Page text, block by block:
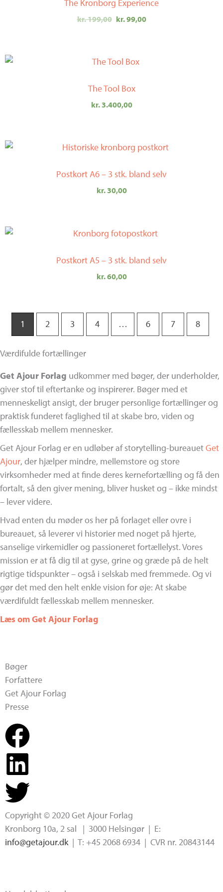
The Kronborg Experience
kr.199,00
var:
kr. 199,00.
kr.99,00
er:
kr. 99,00.
The Tool Box
kr.3.400,00
Postkort A6 – 3 stk. bland selv
kr.30,00
Postkort A5 – 3 stk. bland selv
kr.60,00
1 2 3 4 … 6 7 8
Værdifulde fortællinger
Get Ajour Forlag udkommer med bøger, der underholder,
giver stof til eftertanke og inspirerer. Bøger med et
menneskeligt ansigt, der bruger personlige fortællinger og
praktisk funderet faglighed til at skabe bro, viden og
fællesskab mellem mennesker.
Get Ajour Forlag er en udløber af storytelling-bureauetGet
Ajour, der hjælper mindre, mellemstore og store
virksomheder med at finde deres kernefortælling og få den
fortalt, så den giver mening, bliver husket og – ikke mindst
– lever videre.
Hvad enten du møder os her på forlaget eller ovre i
bureauet, så leverer vi historier med noget på hjerte,
sanselige virkemidler og passioneret fortællelyst. Vores
mission er at få dig til at gyse, grine og græde på de helt
rigtige tidspunkter – også i selskab med fremmede. Og vi
gør det med den helt enkle vision for øje: At skabe
værdifuldt fællesskab mellem mennesker.
Læs om Get Ajour Forlag
Bøger
Forfattere
Get Ajour Forlag
Presse
Copyright © 2020 Get Ajour Forlag
Kronborg 10a, 2 sal | 3000 Helsingør | E:
info@getajour.dk| T: +45 2068 6934 | CVR nr. 20843144